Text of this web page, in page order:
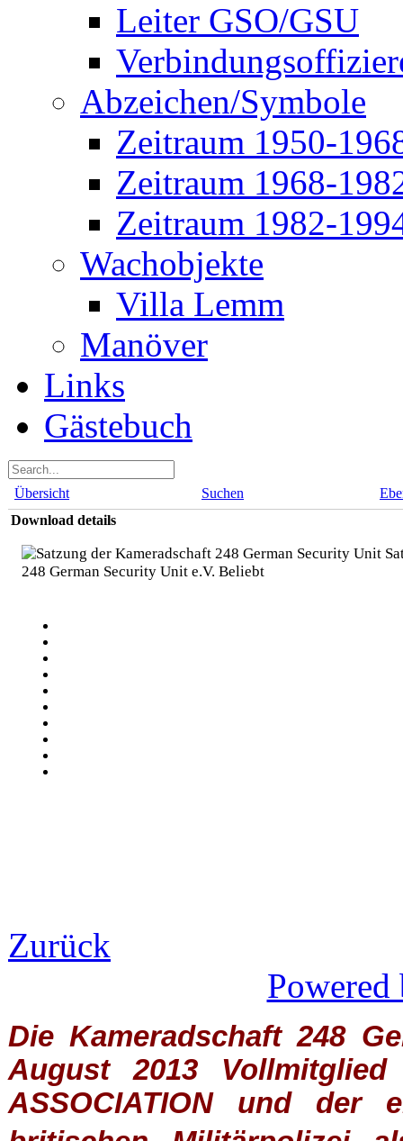
Leiter GSO/GSU
Abzeichen/Symbole
Zeitraum 1950-
Zeitraum 1968-
Zeitraum 1982-
Wachobjekte
Villa Lemm
Manöver
Links
Gästebuch
Übersicht Suchen
Download details
248 German Security Unit e.V. Beliebt
Zurück
Die Kameradschaft 248
August 2013
ASSOCIATIONund der